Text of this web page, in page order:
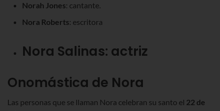
Norah Jones: cantante.
Nora Roberts: escritora
Nora Salinas: actriz
Onomástica de Nora
Las personas que se llaman Nora celebran su santo el 22 de